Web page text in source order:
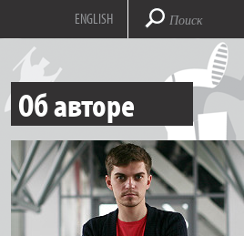
ENGLISH
Об авторе